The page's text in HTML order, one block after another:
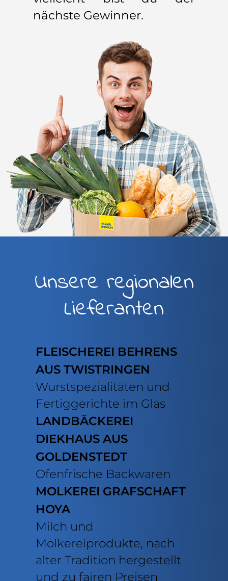
nächste Gewinner.
Unsere regionalen
Lieferanten
FLEISCHEREI BEHRENS
AUS TWISTRINGEN
Wurstspezialitäten und
Fertiggerichte im Glas
LANDBÄCKEREI
DIEKHAUS AUS
GOLDENSTEDT
Ofenfrische Backwaren
MOLKEREI GRAFSCHAFT
HOYA
Milch und
Molkereiprodukte, nach
alter Tradition hergestellt
und zu fairen Preisen